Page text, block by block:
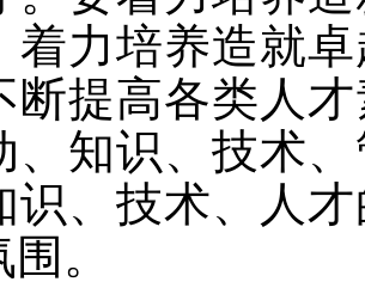
着力培养造就
断提高各类人
、知识、技术
识、技术、人
。